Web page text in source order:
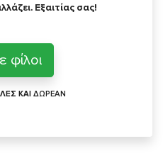
Εξαιτίας σας!
φίλοι
ΚΑΙ ΔΩΡΕΑΝ